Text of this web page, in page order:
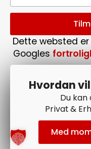
Dette websted er
Googles
Følg
Hvordan
Du
Privat &
Med